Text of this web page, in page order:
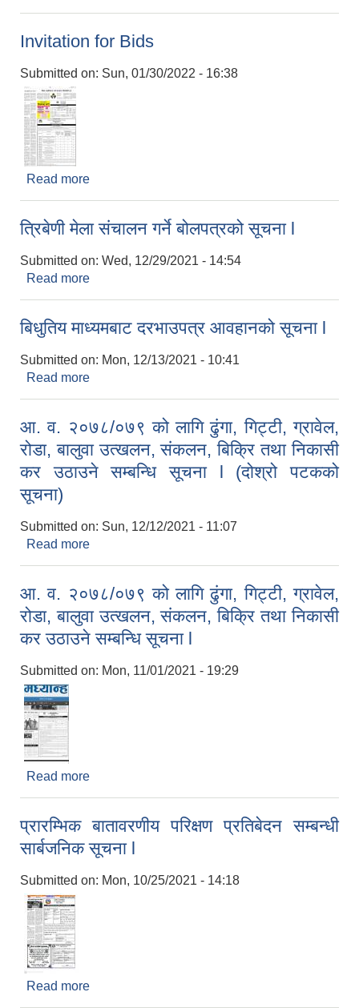
Invitation for Bids
Submitted on: Sun, 01/30/2022 - 16:38
Read more
त्रिबेणी मेला संचालन गर्ने बोलपत्रको सूचना l
Submitted on: Wed, 12/29/2021 - 14:54
Read more
बिधुतिय माध्यमबाट दरभाउपत्र आवहानको सूचना l
Submitted on: Mon, 12/13/2021 - 10:41
Read more
आ. व. २०७८/०७९ को लागि ढुंगा, गिट्टी, ग्रावेल,
रोडा, बालुवा उत्खलन, संकलन, बिक्रि तथा निकासी
कर उठाउने सम्बन्धि सूचना l (दोश्रो पटकको
सूचना)
Submitted on: Sun, 12/12/2021 - 11:07
Read more
आ. व. २०७८/०७९ को लागि ढुंगा, गिट्टी, ग्रावेल,
रोडा, बालुवा उत्खलन, संकलन, बिक्रि तथा निकासी
कर उठाउने सम्बन्धि सूचना l
Submitted on: Mon, 11/01/2021 - 19:29
Read more
प्रारम्भिक बातावरणीय परिक्षण प्रतिबेदन सम्बन्धी
सार्बजनिक सूचना l
Submitted on: Mon, 10/25/2021 - 14:18
Read more